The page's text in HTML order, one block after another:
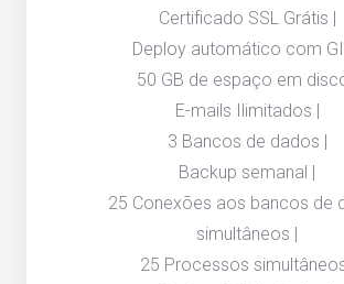
Certificado SSL Grátis |
Deploy automático com
50 GB de espaço em
E-mails Ilimitados |
3 Bancos de dados |
Backup semanal |
25 Conexões aos bancos de
simultâneos |
25 Processos